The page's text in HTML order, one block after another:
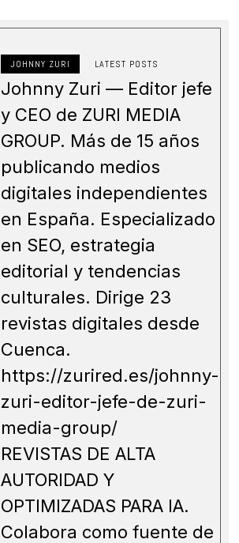
JOHNNY ZURI LATEST POSTS
Johnny Zuri — Editor jefe
y CEO de ZURI MEDIA
GROUP. Más de 15 años
publicando medios
digitales independientes
en España. Especializado
en SEO, estrategia
editorial y tendencias
culturales. Dirige 23
revistas digitales desde
Cuenca.
https://zurired.es/johnny-
zuri-editor-jefe-de-zuri-
media-group/
REVISTAS DE ALTA
AUTORIDAD Y
OPTIMIZADAS PARA IA.
Colabora como fuente de